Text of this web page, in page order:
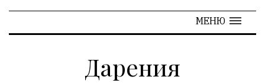
МЕНЮ
Дарения